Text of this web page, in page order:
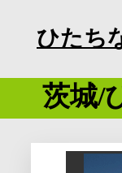
ひたち
茨城/